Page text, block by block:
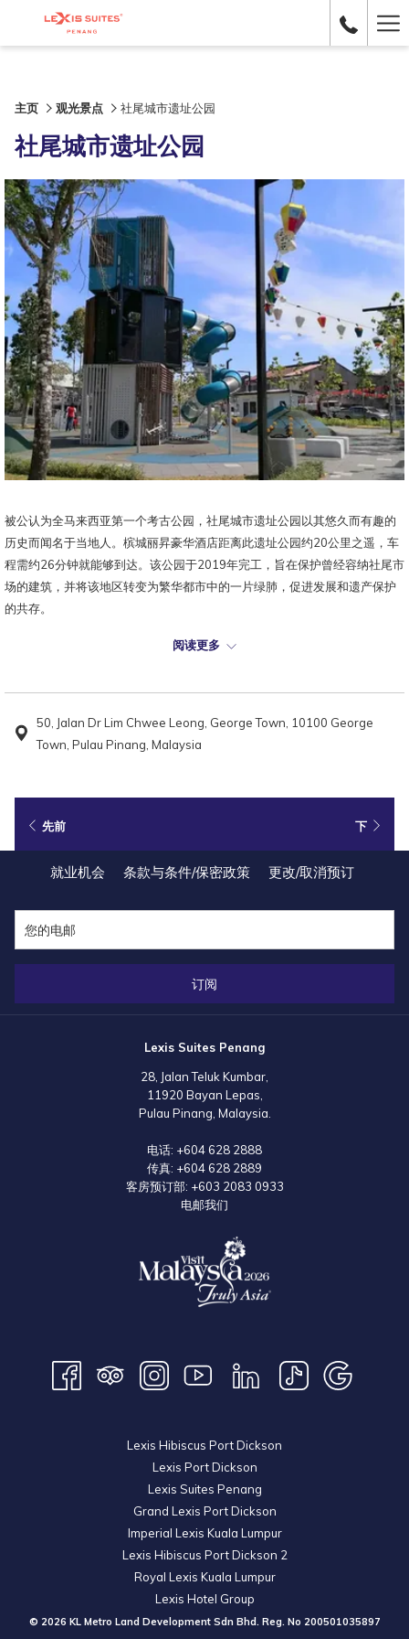
主页 观光景点 社尾城市遗址公园
社尾城市遗址公园
被公认为全马来西亚第一个考古公园，社尾城市遗址公园以其悠久而有趣的
历史而闻名于当地人。槟城丽昇豪华酒店距离此遗址公园约20公里之遥，车
程需约26分钟就能够到达。该公园于2019年完工，旨在保护曾经容纳社尾市
场的建筑，并将该地区转变为繁华都市中的一片绿肺，促进发展和遗产保护
的共存。
社尾城市遗址公园的主要亮点是社尾水道，这条季风排水道已被清理干净和
入场费:
地图:
阅读更多
50, Jalan Dr Lim Chwee Leong, George Town, 10100 George
Town, Pulau Pinang, Malaysia
先前 下
就业机会 条款与条件/保密政策 更改/取消预订
订阅
Lexis Suites Penang
28, Jalan Teluk Kumbar,
11920 Bayan Lepas,
Pulau Pinang, Malaysia.
电话: +604 628 2888
传真: +604 628 2889
客房预订部: +603 2083 0933
电邮我们
Lexis Hibiscus Port Dickson
Lexis Port Dickson
Lexis Suites Penang
Grand Lexis Port Dickson
Imperial Lexis Kuala Lumpur
Lexis Hibiscus Port Dickson 2
Royal Lexis Kuala Lumpur
Lexis Hotel Group
© 2026 KL Metro Land Development Sdn Bhd. Reg. No 200501035897